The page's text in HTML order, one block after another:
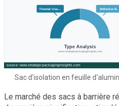
Sac d'isolation en feuille
Le marché des sacs à barrière